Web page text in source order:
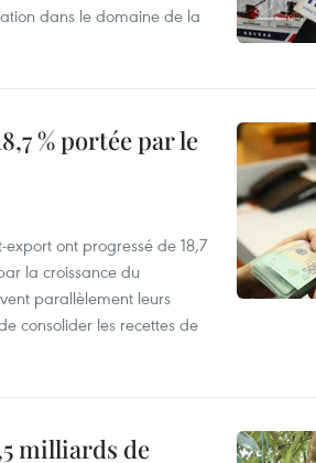
dans le domaine de la
% portée par le
ont progressé de 18,7
la croissance du
parallèlement leurs
consolider les recettes de
milliards de